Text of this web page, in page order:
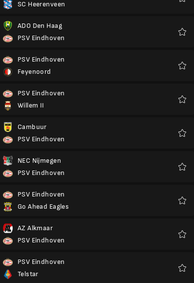
SC Heerenveen
ADO Den Haag
PSV Eindhoven
PSV Eindhoven
Feyenoord
PSV Eindhoven
Willem II
Cambuur
PSV Eindhoven
NEC Nijmegen
PSV Eindhoven
PSV Eindhoven
Go Ahead Eagles
AZ Alkmaar
PSV Eindhoven
PSV Eindhoven
Telstar